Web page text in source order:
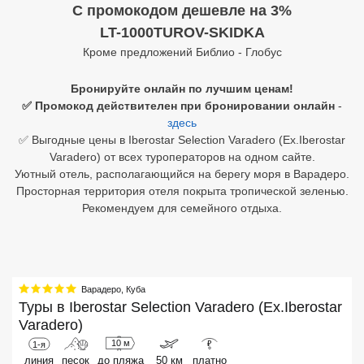
C промокодом дешевле на 3%
LT-1000TUROV-SKIDKA
Кроме предложений Библио - Глобус
Бронируйте онлайн по лучшим ценам!
✅ Промокод действителен при бронировании онлайн -
здесь
✅ Выгодные цены в Iberostar Selection Varadero (Ex.Iberostar
Varadero) от всех туроператоров на одном сайте.
Уютный отель, располагающийся на берегу моря в Варадеро.
Просторная территория отеля покрыта тропической зеленью.
Рекомендуем для семейного отдыха.
Варадеро, Куба
Туры в Iberostar Selection Varadero (Ex.Iberostar
Varadero)
1-я
линия песок
10 м
до пляжа 50 км
₽
платно
Шри Ланка
Вьетнам
Хайнань
Занзибар
Абхазия
Большой Сочи